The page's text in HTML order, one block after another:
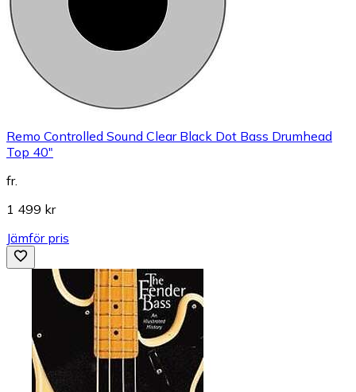
Remo Controlled Sound Clear Black Dot Bass Drumhead
Top 40"
fr.
1 499 kr
Jämför pris